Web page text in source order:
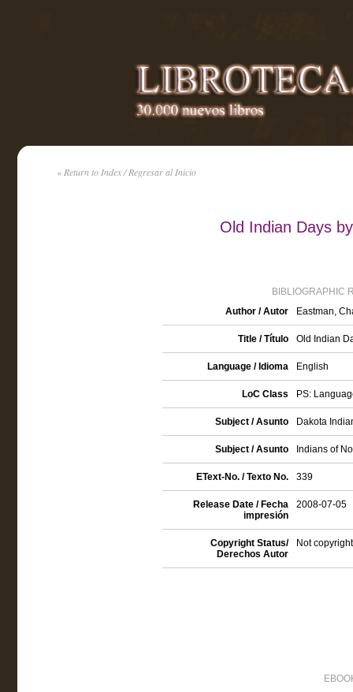
« Return to Index / Regresar al Inicio
Old Indian Days
BIBLIOGRAPHIC
Author / Autor
Eastman,
Title / Título Old Indian
Language / Idioma English
LoC Class PS:
Subject / Asunto Dakota
Subject / Asunto Indians of
EText-No. / Texto No. 339
Release Date / Fecha
impresión
2008-07-05
Copyright Status/
Derechos Autor
Not